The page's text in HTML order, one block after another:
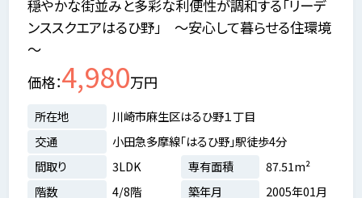
穏やかな街並みと多彩な利便性が調和する「リーデ
ンススクエアはるひ野」 ～安心して暮らせる住環境
～
価格 4,980万円
所在地
川崎市麻生区はるひ野１丁目
交通
小田急多摩線「はるひ野」駅徒歩4分
間取り
3LDK 専有面積
87.51m²
階数
4/8階 築年月 2005年01月